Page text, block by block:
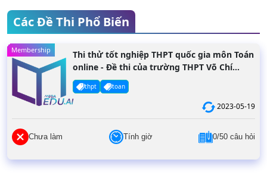
Các Đề Thi Phổ Biến
Membership
Thi thử tốt nghiệp THPT quốc gia môn Toán
online - Đề thi của trường THPT Võ Chí
Công năm 2022
thpt toan
2023-05-19
Chưa làm Tính giờ 0/50 câu hỏi